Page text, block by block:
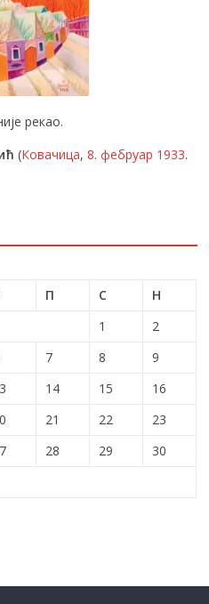
рекао.
(Ковачица,8. фебруар 1933.
П С
Н
1
2
7 8
9
14 15
16
21 22
23
28 29
30